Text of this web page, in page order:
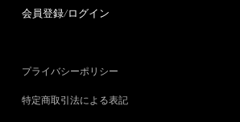
会員登録/ログイン
プライバシーポリシー
特定商取引法による表記